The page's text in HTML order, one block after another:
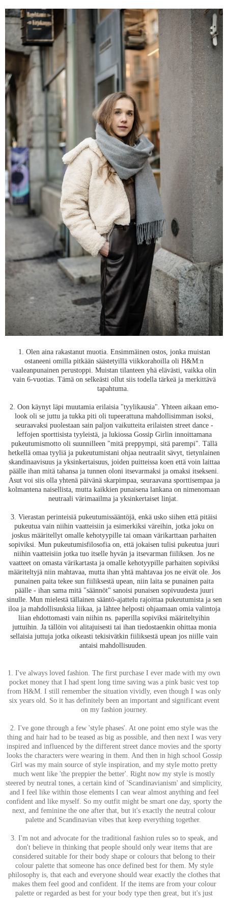
1. Olen aina rakastanut muotia. Ensimmäinen ostos, jonka muistan
ostaneeni omilla pitkään säästetyillä viikkorahoilla oli H&M:n
vaaleanpunainen perustoppi. Muistan tilanteen yhä elävästi, vaikka olin
vain 6-vuotias. Tämä on selkeästi ollut siis todella tärkeä ja merkittävä
tapahtuma.
2. Oon käynyt läpi muutamia erilaisia "tyylikausia". Yhteen aikaan emo-
look oli se juttu ja tukka piti oli tupeerattuna mahdollisimman isoksi,
seuraavaksi puolestaan sain paljon vaikutteita erilaisten street dance -
leffojen sporttisista tyyleistä, ja lukiossa Gossip Girlin innoittamana
pukeutumismotto oli suunnilleen "mitä preppympi, sitä parempi". Tällä
hetkellä omaa tyyliä ja pukeutumistani ohjaa neutraalit sävyt, tietynlainen
skandinaavisuus ja yksinkertaisuus, joiden puitteissa koen että voin laittaa
päälle ihan mitä tahansa ja tunnen oloni itsevarmaksi ja omaksi itsekseni.
Asut voi siis olla yhtenä päivänä skarpimpaa, seuraavana sporttisempaa ja
kolmantena naisellista, mutta kaikkien punaisena lankana on nimenomaan
neutraali värimaailma ja yksinkertaiset linjat.
3. Vierastan perinteisiä pukeutumissääntöjä, enkä usko siihen että pitäisi
pukeutua vain niihin vaatteisiin ja esimerkiksi väreihin, jotka joku on
joskus määritellyt omalle kehotyypille tai omaan värikarttaan parhaiten
sopiviksi. Mun pukeutumisfilosofia on, että jokaisen tulisi pukeutua juuri
niihin vaatteisiin jotka tuo itselle hyvän ja itsevarman fiiliksen. Jos ne
vaatteet on omasta värikartasta ja omalle kehotyypille parhaiten sopiviksi
määriteltyjä niin mahtavaa, mutta ihan yhtä mahtavaa jos ne eivät ole. Jos
punainen paita tekee sun fiiliksestä upean, niin laita se punainen paita
päälle - ihan sama mitä "säännöt" sanoisi punaisen sopivuudesta juuri
sinulle. Mun mielestä tällainen sääntö-ajattelu rajoittaa pukeutumista ja sen
iloa ja mahdollisuuksia liikaa, ja lähtee helposti ohjaamaan omia valintoja
liian ehdottomasti vain niihin ns. paperilla sopiviksi määriteltyihin
juttuihin. Ja tällöin voi alitajuisesti tai ihan tiedostaenkin ohittaa monia
sellaisia juttuja jotka oikeasti tekisivätkin fiiliksestä upean jos niille vain
antaisi mahdollisuuden.
1. I've always loved fashion. The first purchase I ever made with my own
pocket money that I had spent long time saving was a pink basic vest top
from H&M. I still remember the situation vividly, even though I was only
six years old. So it has definitely been an important and significant event
on my fashion journey.
2. I've gone through a few 'style phases'. At one point emo style was the
thing and hair had to be teased as big as possible, and then next I was very
inspired and influenced by the different street dance movies and the sporty
looks the characters were wearing in them. And then in high school Gossip
Girl was my main source of style inspiration, and my style motto pretty
much went like 'the preppier the better'. Right now my style is mostly
steered by neutral tones, a certain kind of 'Scandinavianism' and simplicity,
and I feel like within those elements I can wear almost anything and feel
confident and like myself. So my outfit might be smart one day, sporty the
next, and feminine the one after that, but it's exactly the neutral colour
palette and Scandinavian vibes that keep everything together.
3. I'm not and advocate for the traditional fashion rules so to speak, and
don't believe in thinking that people should only wear items that are
considered suitable for their body shape or colours that belong to their
colour palette that someone has once defined best for them. My style
philosophy is, that each and everyone should wear exactly the clothes that
makes them feel good and confident. If the items are from your colour
palette or regarded as best for your body type then great, but it's just